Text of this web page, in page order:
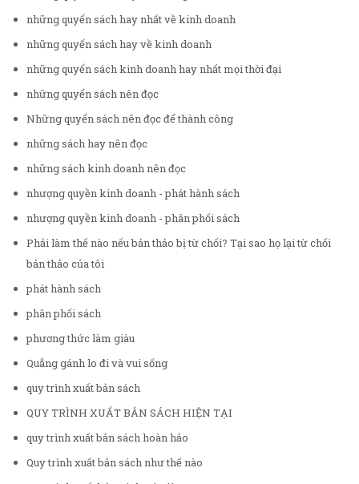
những quyển sách hay nhất về kinh doanh
những quyển sách hay về kinh doanh
những quyển sách kinh doanh hay nhất mọi thời đại
những quyển sách nên đọc
Những quyển sách nên đọc để thành công
những sách hay nên đọc
những sách kinh doanh nên đọc
nhượng quyền kinh doanh - phát hành sách
nhượng quyền kinh doanh - phân phối sách
Phải làm thế nào nếu bản thảo bị từ chối? Tại sao họ lại từ chối
bản thảo của tôi
phát hành sách
phân phối sách
phương thức làm giàu
Quẳng gánh lo đi và vui sống
quy trình xuất bản sách
QUY TRÌNH XUẤT BẢN SÁCH HIỆN TẠI
quy trình xuất bản sách hoàn hảo
Quy trình xuất bản sách như thế nào